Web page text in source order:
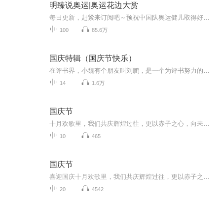
明臻说奥运|奥运花边大赏
100 85.6万
国庆特辑（国庆节快乐）
14 1.6万
国庆节
10 465
国庆节
20 4542